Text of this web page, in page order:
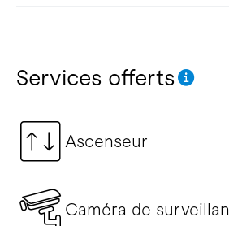
Services offerts
Ascenseur
Caméra de